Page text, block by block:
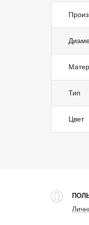
Тип
Цвет